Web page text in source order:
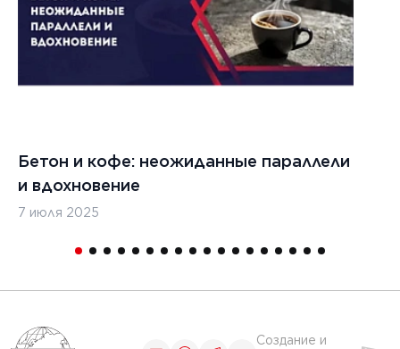
Бетон и кофе: неожиданные параллели
и вдохновение
7 июля 2025
Создание и